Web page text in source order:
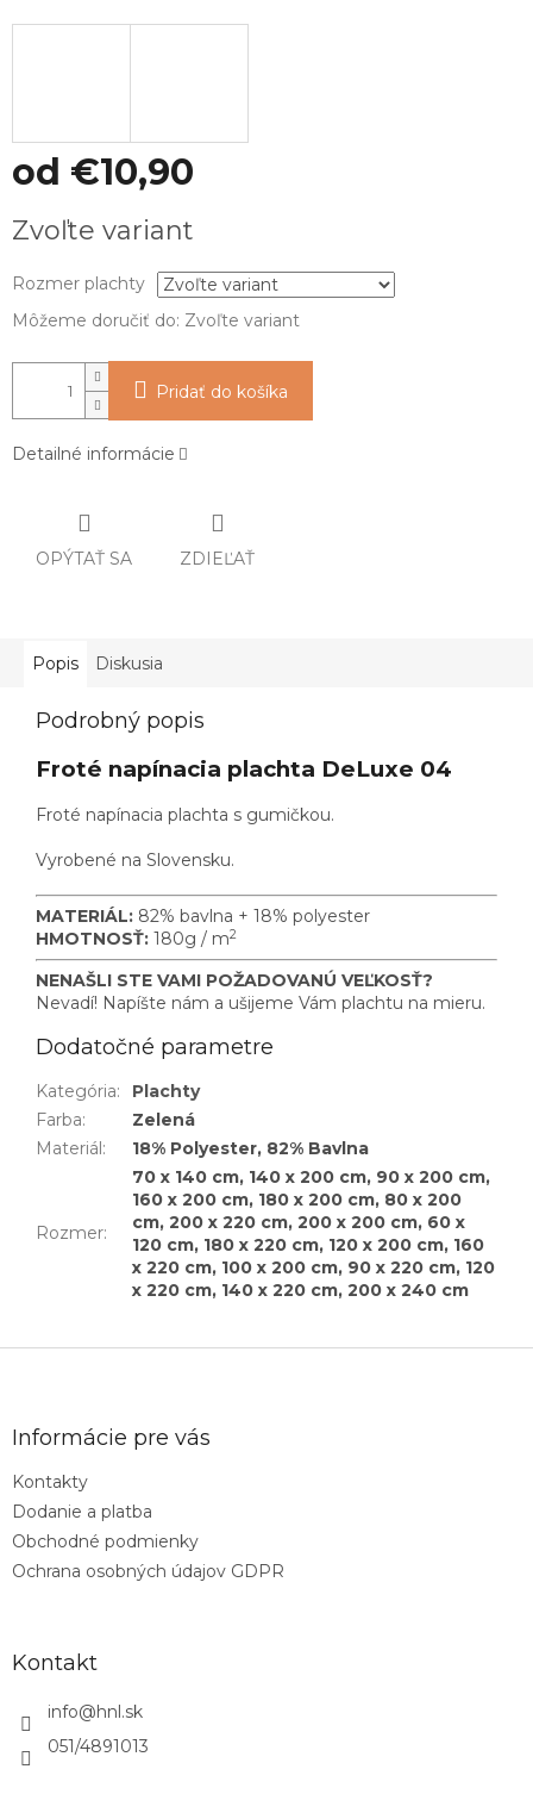
od €10,90
cena:
Zvoľte variant
Rozmer plachty
Môžeme doručiť do: Zvoľte variant
Pridať do košíka
Detailné informácie
OPÝTAŤ SA ZDIEĽAŤ
Popis Diskusia
Podrobný popis
Froté napínacia plachta DeLuxe 04
Froté napínacia plachta s gumičkou.
Vyrobené na Slovensku.
MATERIÁL: 82% bavlna + 18% polyester
HMOTNOSŤ: 180g / m2
NENAŠLI STE VAMI POŽADOVANÚ VEĽKOSŤ?
Nevadí! Napíšte nám a ušijeme Vám plachtu na mieru.
Dodatočné parametre
Kategória:
Plachty
Farba:
Zelená
Materiál: 18% Polyester, 82% Bavlna
Rozmer:
70 x 140 cm, 140 x 200 cm, 90 x 200 cm,
160 x 200 cm, 180 x 200 cm, 80 x 200
cm, 200 x 220 cm, 200 x 200 cm, 60 x
120 cm, 180 x 220 cm, 120 x 200 cm, 160
x 220 cm, 100 x 200 cm, 90 x 220 cm, 120
x 220 cm, 140 x 220 cm, 200 x 240 cm
Informácie pre vás
Kontakty
Dodanie a platba
Obchodné podmienky
Ochrana osobných údajov GDPR
Kontakt
info@hnl.sk
051/4891013